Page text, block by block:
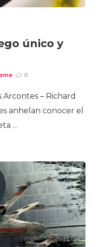
único y
0
– Richard
anhelan conocer el
…